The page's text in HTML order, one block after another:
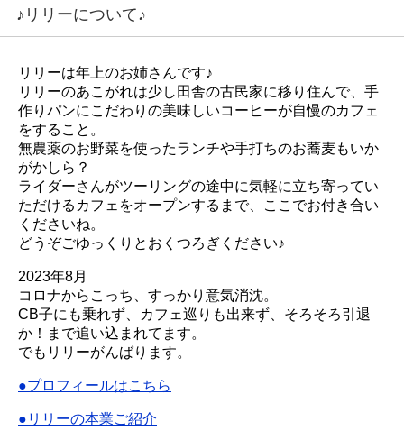
♪リリーについて♪
リリーは年上のお姉さんです♪
リリーのあこがれは少し田舎の古民家に移り住んで、手
作りパンにこだわりの美味しいコーヒーが自慢のカフェ
をすること。
無農薬のお野菜を使ったランチや手打ちのお蕎麦もいか
がかしら？
ライダーさんがツーリングの途中に気軽に立ち寄ってい
ただけるカフェをオープンするまで、ここでお付き合い
くださいね。
どうぞごゆっくりとおくつろぎください♪
2023年8月
コロナからこっち、すっかり意気消沈。
CB子にも乗れず、カフェ巡りも出来ず、そろそろ引退
か！まで追い込まれてます。
でもリリーがんばります。
●プロフィールはこちら
●リリーの本業ご紹介